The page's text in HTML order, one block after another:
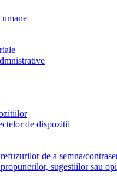
de dispozitii
de a semna/
sugestiilor sau